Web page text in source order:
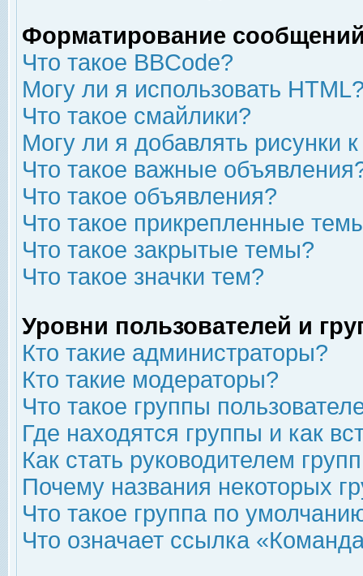
Форматирование
Что такое BBCode?
Могу ли я использовать
Что такое смайлики?
Могу ли я добавлять рисунки
Что такое важные
Что такое объявления?
Что такое прикрепленные
Что такое закрытые темы?
Что такое значки тем?
Уровни пользователей и
Кто такие администраторы?
Кто такие модераторы?
Что такое группы
Где находятся группы и как
Как стать руководителем
Почему названия некоторых
Что такое группа по
Что означает ссылка